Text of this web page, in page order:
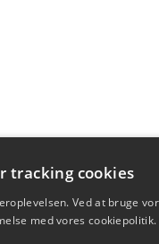
tracking cookies
Ved at bruge
med vores cookiepolitik.